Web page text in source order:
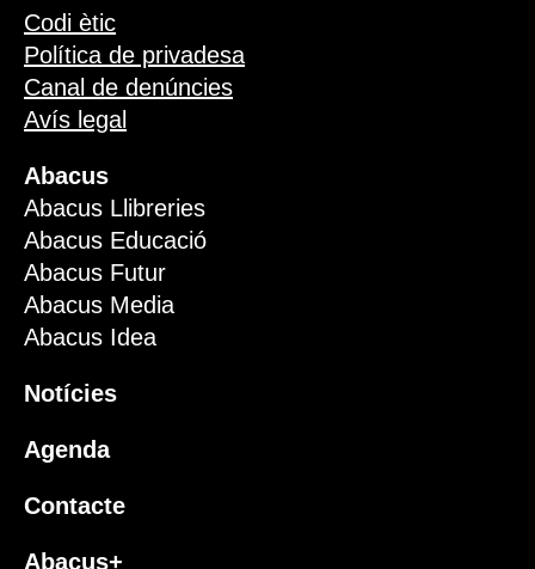
Codi ètic
Política de privadesa
Canal de denúncies
Avís legal
Abacus
Abacus Llibreries
Abacus Educació
Abacus Futur
Abacus Media
Abacus Idea
Notícies
Agenda
Contacte
Abacus+